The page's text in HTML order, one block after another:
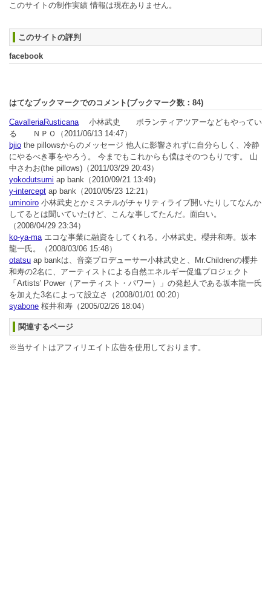
このサイトの制作実績 情報は現在ありません。
このサイトの評判
facebook
はてなブックマークでのコメント(ブックマーク数： 84)
CavalleriaRusticana小林武史 ボランティアツアーなどもやってい
る ＮＰＯ
（2011/06/13 14:47）
bjio the pillowsからのメッセージ 他人に影響されずに自分らしく、冷静
にやるべき事をやろう。 今までもこれからも僕はそのつもりです。 山
中さわお(the pillows) （2011/03/29 20:43）
yokodutsumi ap bank （2010/09/21 13:49）
y-intercept ap bank （2010/05/23 12:21）
uminoiro 小林武史とかミスチルがチャリティライブ開いたりしてなんか
してるとは聞いていたけど、こんな事してたんだ。面白い。
（2008/04/29 23:34）
ko-ya-maエコな事業に融資をしてくれる。小林武史。櫻井和寿。坂本
龍一氏。
（2008/03/06 15:48）
otatsu ap bankは、音楽プロデューサー小林武史と、Mr.Childrenの櫻井
和寿の2名に、アーティストによる自然エネルギー促進プロジェクト
「Artists' Power（アーティスト・パワー）」の発起人である坂本龍一氏
を加えた3名によって設立さ
（2008/01/01 00:20）
syabone 桜井和寿 （2005/02/26 18:04）
関連するページ
※当サイトはアフィリエイト広告を使用しております。